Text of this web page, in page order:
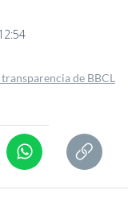
de BBCL